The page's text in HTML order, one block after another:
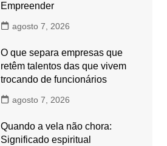
Empreender
agosto 7, 2026
O que separa empresas que
retêm talentos das que vivem
trocando de funcionários
agosto 7, 2026
Quando a vela não chora:
Significado espiritual